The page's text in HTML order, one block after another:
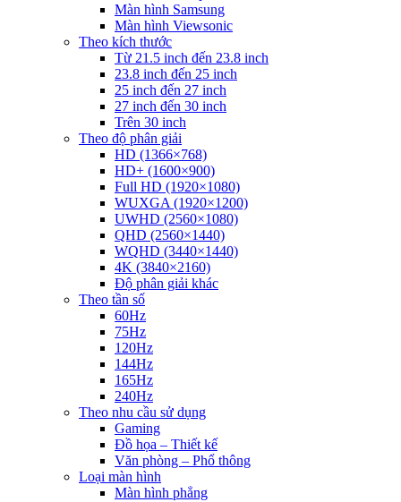
Màn hình Samsung
Màn hình Viewsonic
Theo kích thước
Từ 21.5 inch đến 23.8 inch
23.8 inch đến 25 inch
25 inch đến 27 inch
27 inch đến 30 inch
Trên 30 inch
Theo độ phân giải
HD (1366×768)
HD+ (1600×900)
Full HD (1920×1080)
WUXGA (1920×1200)
UWHD (2560×1080)
QHD (2560×1440)
WQHD (3440×1440)
4K (3840×2160)
Độ phân giải khác
Theo tần số
60Hz
75Hz
120Hz
144Hz
165Hz
240Hz
Theo nhu cầu sử dụng
Gaming
Đồ họa – Thiết kế
Văn phòng – Phổ thông
Loại màn hình
Màn hình phẳng